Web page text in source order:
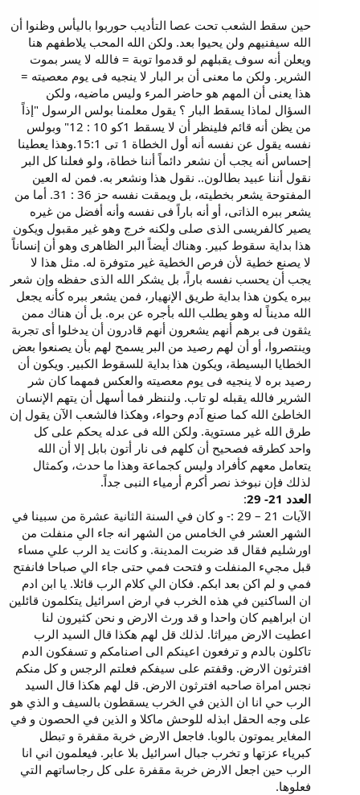
حين سقط الشعب تحت عصا التأديب حوربوا باليأس وظنوا أن
الله سيفنيهم ولن يحيوا بعد. ولكن الله المحب يلاطفهم هنا
ويعلن أنه سوف يقبلهم لو قدموا توبة = فالله لا يسر بموت
الشرير. ولكن ما معنى أن بر البار لا ينجيه فى يوم معصيته =
هذا يعنى أن المهم هو حاضر المرء وليس ماضيه، ولكن
السؤال لماذا يسقط البار ؟ يقول معلمنا بولس الرسول "إذاً
من يظن أنه قائم فلينظر أن لا يسقط 1كو 10 : 12" وبولس
نفسه يقول عن نفسه أنه أول الخطاة 1 تى 15:1.وهذا يعطينا
إحساس أنه يجب أن نشعر دائماً أننا خطاة، ولو فعلنا كل البر
نقول أننا عبيد بطالون.. نقول هذا ونشعر به. فمن له العين
المفتوحة يشعر بخطيته، بل ويمقت نفسه حز 36 : 31. أما من
يشعر ببره الذاتى، أو أنه باراً فى نفسه وأنه أفضل من غيره
يصير كالفريسى الذى صلى ولكنه خرج وهو غير مقبول ويكون
هذا بداية سقوط كبير. وهناك أيضاً البر الظاهرى وهو أن إنساناً
لا يصنع خطية لأن فرص الخطية غير متوفرة له. مثل هذا لا
يجب أن يحسب نفسه باراً، بل يشكر الله الذى حفظه وإن شعر
ببره يكون هذا بداية طريق الإنهيار، فمن يشعر ببره كأنه يجعل
الله مديناً له وهو يطلب الله بأجره عن بره. بل أن هناك ممن
يثقون فى برهم أنهم يشعرون أنهم قادرون أن يدخلوا أى تجربة
وينتصروا، أو أن لهم رصيد من البر يسمح لهم بأن يصنعوا بعض
الخطايا البسيطة، ويكون هذا بداية للسقوط الكبير. ويكون أن
رصيد بره لا ينجيه فى يوم معصيته والعكس فمهما كان شر
الشرير فالله يقبله لو تاب. ولننظر فما أسهل أن يتهم الإنسان
الخاطئ الله كما صنع آدم وحواء، وهكذا فالشعب الآن يقول إن
طرق الله غير مستوية. ولكن الله فى عدله يحكم على كل
واحد كطرقه فصحيح أن كلهم فى نار أتون بابل إلا أن الله
يتعامل معهم كأفراد وليس كجماعة وهذا ما حدث، وكمثال
لذلك فإن نبوخذ نصر أكرم أرمياء النبى جداً.
العدد 21- 29
:
الآيات 21 – 29 :- و كان في السنة الثانية عشرة من سبينا في
الشهر العشر في الخامس من الشهر انه جاء الي منفلت من
اورشليم فقال قد ضربت المدينة. و كانت يد الرب علي مساء
قبل مجيء المنفلت و فتحت فمي حتى جاء الي صباحا فانفتح
فمي و لم اكن بعد ابكم. فكان الي كلام الرب قائلا. يا ابن ادم
ان الساكنين في هذه الخرب في ارض اسرائيل يتكلمون قائلين
ان ابراهيم كان واحدا و قد ورث الارض و نحن كثيرون لنا
اعطيت الارض ميراثا. لذلك قل لهم هكذا قال السيد الرب
تاكلون بالدم و ترفعون اعينكم الى اصنامكم و تسفكون الدم
افترثون الارض. وقفتم على سيفكم فعلتم الرجس و كل منكم
نجس امراة صاحبه افترثون الارض. قل لهم هكذا قال السيد
الرب حي انا ان الذين في الخرب يسقطون بالسيف و الذي هو
على وجه الحقل ابذله للوحش ماكلا و الذين في الحصون و في
المغاير يموتون بالوبا. فاجعل الارض خربة مقفرة و تبطل
كبرياء عزتها و تخرب جبال اسرائيل بلا عابر. فيعلمون اني انا
الرب حين اجعل الارض خربة مقفرة على كل رجاساتهم التي
فعلوها.